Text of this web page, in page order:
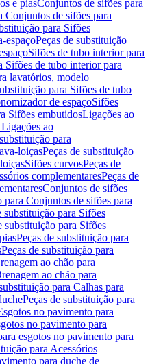
e piasConjuntos de sifões para
Conjuntos de sifões para
para Sifões
espaçoPeças de substituição
Sifões de tubo interior para
Sifões de tubo interior para
lavatórios, modelo
para Sifões de tubo
de espaçoSifões
Sifões embutidosLigações ao
ao
para
loiçasPeças de substituição
Sifões curvosPeças de
complementaresPeças de
Conjuntos de sifões
para Conjuntos de sifões para
substituição para Sifões
substituição para Sifões
Peças de substituição para
Peças de substituição para
ao chão para
ao chão para
para Calhas para
Peças de substituição para
no pavimento para
no pavimento para
esgotos no pavimento para
para Acessórios
para duche de